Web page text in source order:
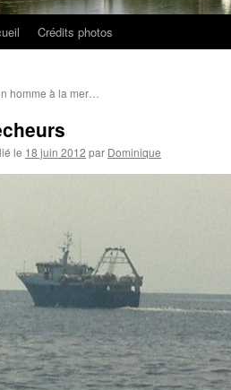
Crédits photos
homme à la mer…
le 18 juin 2012 par Dominique